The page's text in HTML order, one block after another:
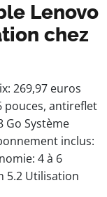
Lenovo
chez
269,97 euros
pouces, antireflet
Go Système
inclus:
4 à 6
5.2 Utilisation